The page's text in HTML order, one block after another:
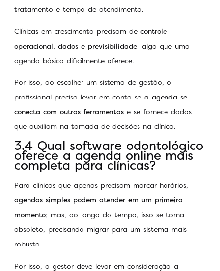
tratamento e tempo de atendimento.
Clínicas em crescimento precisam de controle
operacional, dados e previsibilidade, algo que uma
agenda básica dificilmente oferece.
Por isso, ao escolher um sistema de gestão, o
profissional precisa levar em conta se a agenda se
conecta com outras ferramentas e se fornece dados
que auxiliam na tomada de decisões na clínica.
3.4 Qual software odontológico
oferece a agenda online mais
completa para clínicas?
Para clínicas que apenas precisam marcar horários,
agendas simples podem atender em um primeiro
momento; mas, ao longo do tempo, isso se torna
obsoleto, precisando migrar para um sistema mais
robusto.
Por isso, o gestor deve levar em consideração a